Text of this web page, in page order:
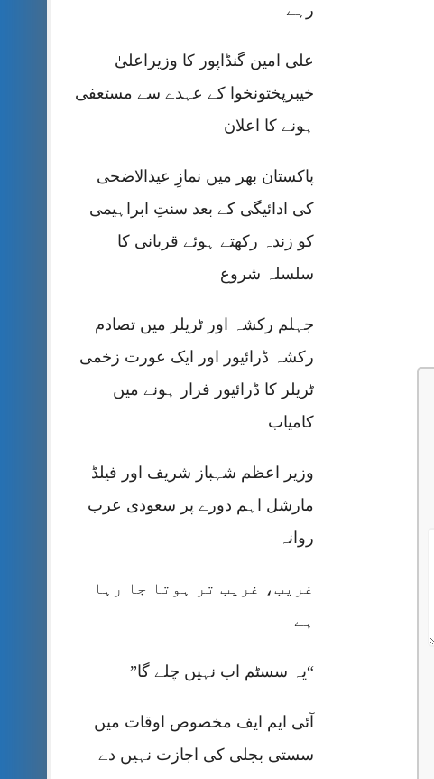
رہے
علی امین گنڈاپور کا وزیراعلیٰ
خیبرپختونخوا کے عہدے سے مستعفی
ہونے کا اعلان
پاکستان بھر میں نمازِ عیدالاضحی
کی ادائیگی کے بعد سنتِ ابراہیمی
کو زندہ رکھتے ہوئے قربانی کا
سلسلہ شروع
جہلم رکشہ اور ٹریلر میں تصادم
رکشہ ڈرائیور اور ایک عورت زخمی
ٹریلر کا ڈرائیور فرار ہونے میں
کامیاب
وزیر اعظم شہباز شریف اور فیلڈ
مارشل اہم دورے پر سعودی عرب
روانہ
غریب، غریب تر ہوتا جا رہا
ہے
“یہ سسٹم اب نہیں چلے گا”
آئی ایم ایف مخصوص اوقات میں
سستی بجلی کی اجازت نہیں دے